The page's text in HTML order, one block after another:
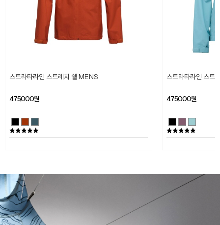
스트라타라인 스트레치 쉘 MENS
475,000원
스트라타라인 스
475,000원